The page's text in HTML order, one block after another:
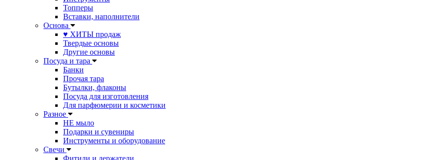
Топперы
Вставки, наполнители
Основа
♥ ХИТЫ продаж
Твердые основы
Другие основы
Посуда и тара
Банки
Прочая тара
Бутылки, флаконы
Посуда для изготовления
Для парфюмерии и косметики
Разное
НЕ мыло
Подарки и сувениры
Инструменты и оборудование
Свечи
Фитили и держатели